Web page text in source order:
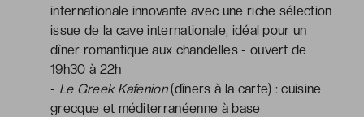
internationale innovante avec une riche sélection
issue de la cave internationale, idéal pour un
dîner romantique aux chandelles - ouvert de
19h30 à 22h
- Le Greek Kafenion(dîners à la carte) : cuisine
grecque et méditerranéenne à base